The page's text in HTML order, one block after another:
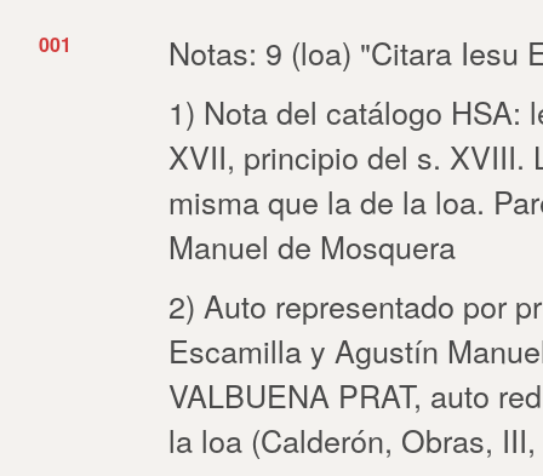
001
Notas: 9 (loa) "Citara Iesu
1) Nota del catálogo HSA:
XVII, principio del s. XVIII.
misma que la de la loa.
Manuel de Mosquera
2) Auto representado por
Escamilla y Agustín
VALBUENA PRAT, auto
la loa (Calderón, Obras,